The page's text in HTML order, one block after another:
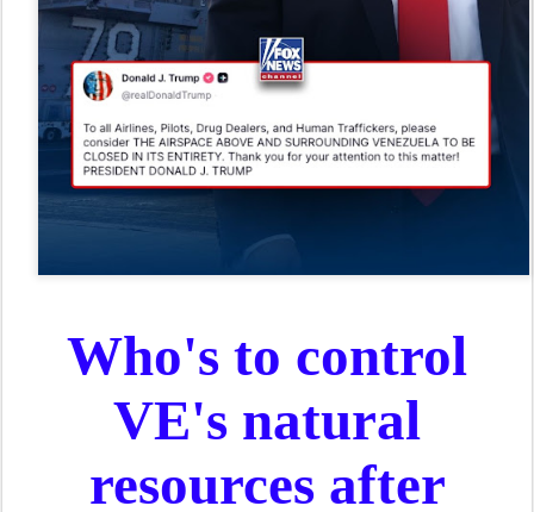
Who's to control
VE's natural
resources after